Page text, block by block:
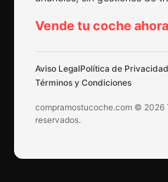
Vende tu coche ahora
Aviso LegalPolítica de Privacidad
Términos y Condiciones
compramostucoche.com © 2026
reservados.